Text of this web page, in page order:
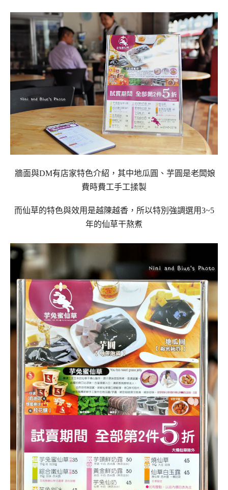
牆面與DM有店家特色介紹，其中地瓜圓、芋圓是老闆娘
費時費工手工揉製
而仙草的特色與效用是越陳越香，所以特別 強調選用3~5
年的仙草干熬煮